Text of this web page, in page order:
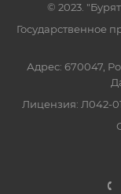
© 2023.
Государственное
Адрес: 670047,
Лицензия: Л042-